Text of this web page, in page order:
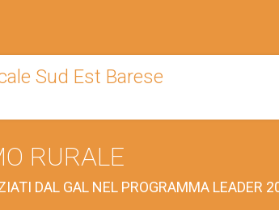
RURALE
DAL GAL NEL PROGRAMMA LEADER